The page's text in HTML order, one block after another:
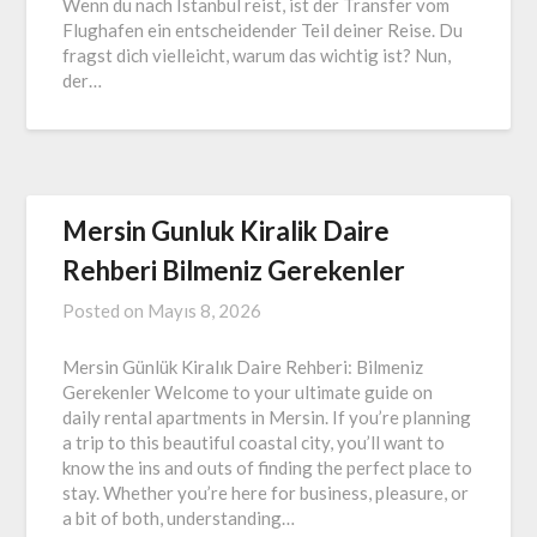
Wenn du nach Istanbul reist, ist der Transfer vom
Flughafen ein entscheidender Teil deiner Reise. Du
fragst dich vielleicht, warum das wichtig ist? Nun,
der…
Mersin Gunluk Kiralik Daire
Rehberi Bilmeniz Gerekenler
Posted on Mayıs 8, 2026
Mersin Günlük Kiralık Daire Rehberi: Bilmeniz
Gerekenler Welcome to your ultimate guide on
daily rental apartments in Mersin. If you’re planning
a trip to this beautiful coastal city, you’ll want to
know the ins and outs of finding the perfect place to
stay. Whether you’re here for business, pleasure, or
a bit of both, understanding…